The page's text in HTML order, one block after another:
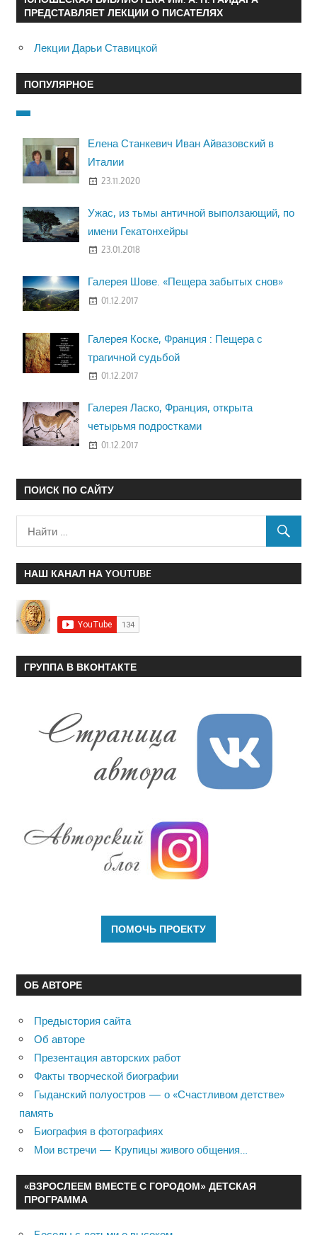
ПРЕДСТАВЛЯЕТ ЛЕКЦИИ О ПИСАТЕЛЯХ
Лекции Дарьи Ставицкой
ПОПУЛЯРНОЕ
Елена Станкевич Иван Айвазовский в
Италии
23.11.2020
Ужас, из тьмы античной выползающий, по
имени Гекатонхейры
23.01.2018
Галерея Шове. «Пещера забытых снов»
01.12.2017
Галерея Коске, Франция : Пещера с
трагичной судьбой
01.12.2017
Галерея Ласко, Франция, открыта
четырьмя подростками
01.12.2017
ПОИСК ПО САЙТУ
НАШ КАНАЛ НА YOUTUBE
ГРУППА В ВКОНТАКТЕ
ОБ АВТОРЕ
Предыстория сайта
Об авторе
Презентация авторских работ
Факты творческой биографии
Гыданский полуостров — о «Счастливом детстве»
память
Биография в фотографиях
Мои встречи — Крупицы живого общения…
«ВЗРОСЛЕЕМ ВМЕСТЕ С ГОРОДОМ» ДЕТСКАЯ
ПРОГРАММА